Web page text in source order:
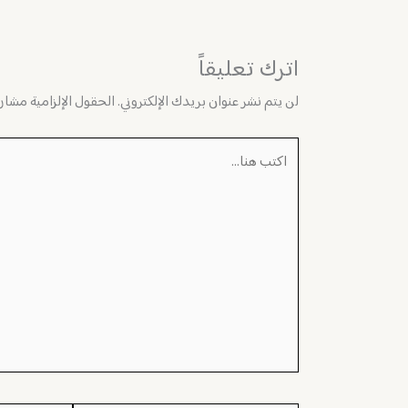
اترك تعليقاً
لن يتم نشر عنوان بريدك الإلكتروني.الحقول الإلزامية مشار
اكتب